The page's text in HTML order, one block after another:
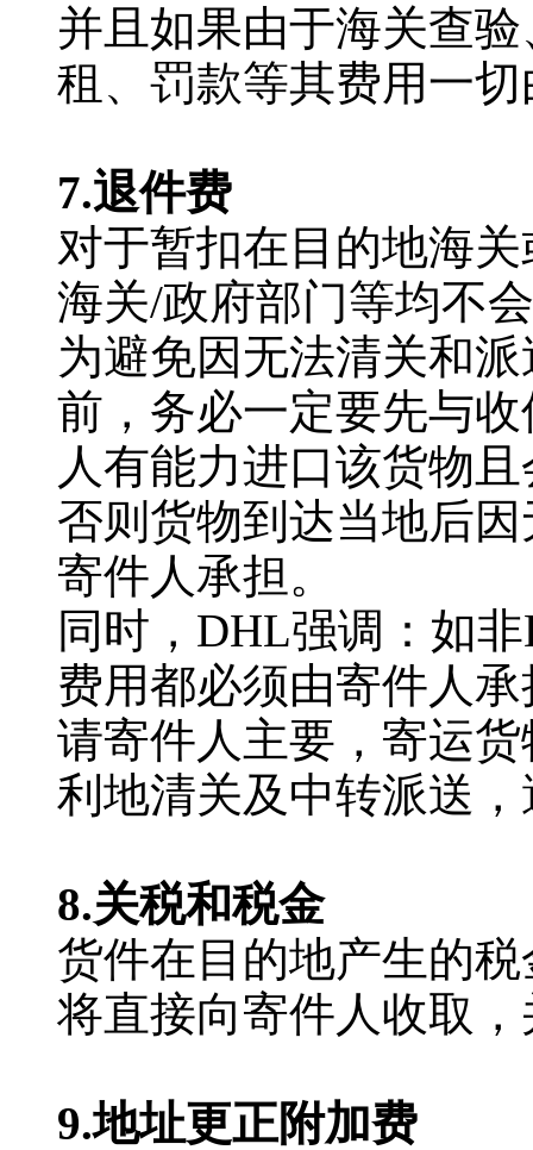
并且如果由于海关查
租、罚款等其费用一
7.退件费
对于暂扣在目的地海
海关/政府部门等均不
为避免因无法清关和
前，务必一定要先与
人有能力进口该货物
否则货物到达当地后
寄件人承担。
同时，DHL强调：如
费用都必须由寄件人承
请寄件人主要，寄运
利地清关及中转派送
8.关税和税金
货件在目的地产生的
将直接向寄件人收取
9.地址更正附加费